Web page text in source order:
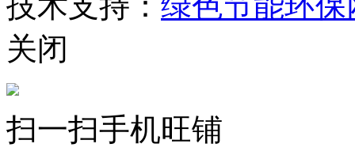
关闭
扫一扫手机旺铺